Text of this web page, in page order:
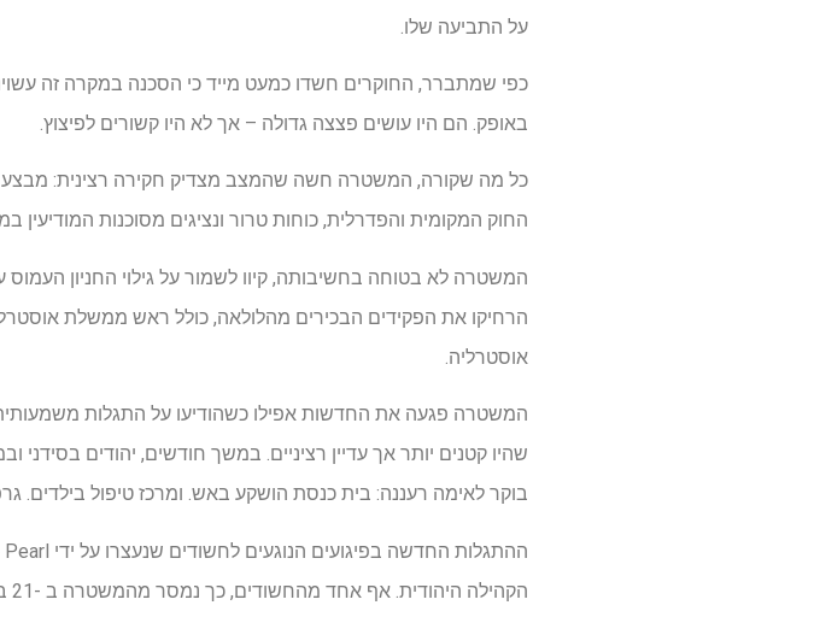
על התביעה שלו.
כפי שמתברר, החוקרים חשדו כמעט מייד כי הסכנה במקרה זה
באופק. הם היו עושים פצצה גדולה – אך לא היו קשורים לפיצוץ.
כל מה שקורה, המשטרה חשה שהמצב מצדיק חקירה רצינית: מבצע
החוק המקומית והפדרלית, כוחות טרור ונציגים מסוכנות המודיעין
המשטרה לא בטוחה בחשיבותה, קיוו לשמור על גילוי החניון
הרחיקו את הפקידים הבכירים מהלולאה, כולל ראש ממשלת
אוסטרליה.
המשטרה פגעה את החדשות אפילו כשהודיעו על התגלות
שהיו קטנים יותר אך עדיין רציניים. במשך חודשים, יהודים בסידני
בוקר לאימה רעננה: בית כנסת הושקע באש. ומרכז טיפול בילדים.